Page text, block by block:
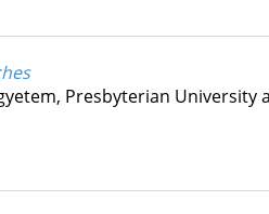
, Presbyterian University